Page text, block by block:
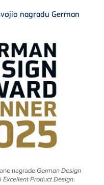
nagradu German
nagradeGerman Design
Excellent Product Design.